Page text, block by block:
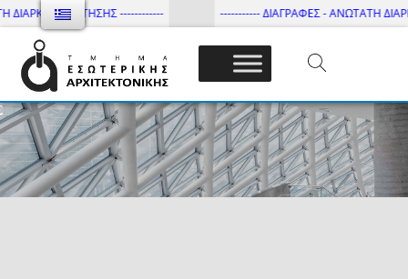
ΦΟΙΤΗΣΗΣ ------------ ----------- ΔΙΑΓΡΑΦΕΣ - ΑΝΩΤΑΤΗ
Τμήμα Εσωτ. Αρχιτεκτονικής – ΔΙ.ΠΑ.Ε